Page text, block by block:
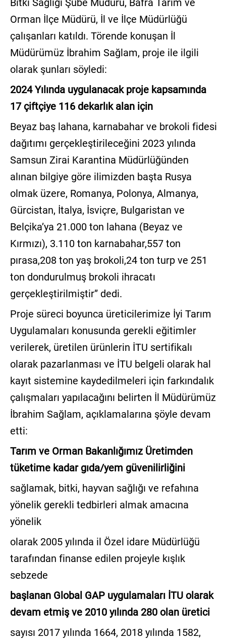
Bitki Sağlığı Şube Müdürü, Bafra Tarım ve
Orman İlçe Müdürü, İl ve İlçe Müdürlüğü
çalışanları katıldı. Törende konuşan İl
Müdürümüz İbrahim Sağlam, proje ile ilgili
olarak şunları söyledi:
2024 Yılında uygulanacak proje kapsamında
17 çiftçiye 116 dekarlık alan için
Beyaz baş lahana, karnabahar ve brokoli fidesi
dağıtımı gerçekleştirileceğini 2023 yılında
Samsun Zirai Karantina Müdürlüğünden
alınan bilgiye göre ilimizden başta Rusya
olmak üzere, Romanya, Polonya, Almanya,
Gürcistan, İtalya, İsviçre, Bulgaristan ve
Belçika’ya 21.000 ton lahana (Beyaz ve
Kırmızı), 3.110 ton karnabahar,557 ton
pırasa,208 ton yaş brokoli,24 ton turp ve 251
ton dondurulmuş brokoli ihracatı
gerçekleştirilmiştir” dedi.
Proje süreci boyunca üreticilerimize İyi Tarım
Uygulamaları konusunda gerekli eğitimler
verilerek, üretilen ürünlerin İTU sertifikalı
olarak pazarlanması ve İTU belgeli olarak hal
kayıt sistemine kaydedilmeleri için farkındalık
çalışmaları yapılacağını belirten İl Müdürümüz
İbrahim Sağlam, açıklamalarına şöyle devam
etti:
Tarım ve Orman Bakanlığımız Üretimden
tüketime kadar gıda/yem güvenilirliğini
sağlamak, bitki, hayvan sağlığı ve refahına
yönelik gerekli tedbirleri almak amacına
yönelik
olarak 2005 yılında il Özel idare Müdürlüğü
tarafından finanse edilen projeyle kışlık
sebzede
başlanan Global GAP uygulamaları İTU olarak
devam etmiş ve 2010 yılında 280 olan üretici
sayısı 2017 yılında 1664, 2018 yılında 1582,